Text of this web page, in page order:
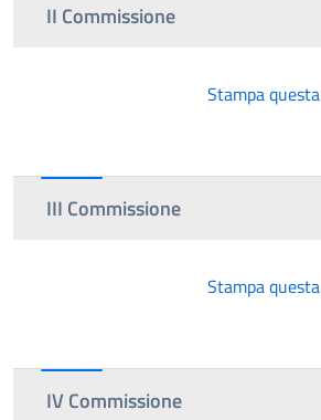
II Commissione
Stampa
III Commissione
Stampa
IV Commissione